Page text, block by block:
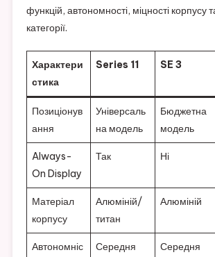
функцій, автономності, міцності корпусу
категорії.
Характери
стика
Series 11 SE 3
Позиціонув
ання
Універсаль
на модель
Бюджетна
модель
Always-
On Display
Так Ні
Матеріал
корпусу
Алюміній/
титан
Алюміній
Автономніс
Середня Середня